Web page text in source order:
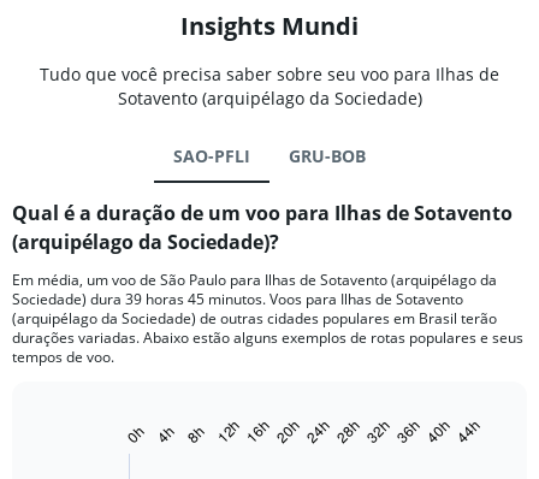
Insights Mundi
Tudo que você precisa saber sobre seu voo para Ilhas de
Sotavento (arquipélago da Sociedade)
SAO-PFLI GRU-BOB
Qual é a duração de um voo para Ilhas de Sotavento
(arquipélago da Sociedade)?
Em média, um voo de São Paulo para Ilhas de Sotavento (arquipélago da
Sociedade) dura 39 horas 45 minutos. Voos para Ilhas de Sotavento
(arquipélago da Sociedade) de outras cidades populares em Brasil terão
durações variadas. Abaixo estão alguns exemplos de rotas populares e seus
tempos de voo.
0h 12h 24h 36h
4h 8h 16h 20h 28h 32h 40h 44h